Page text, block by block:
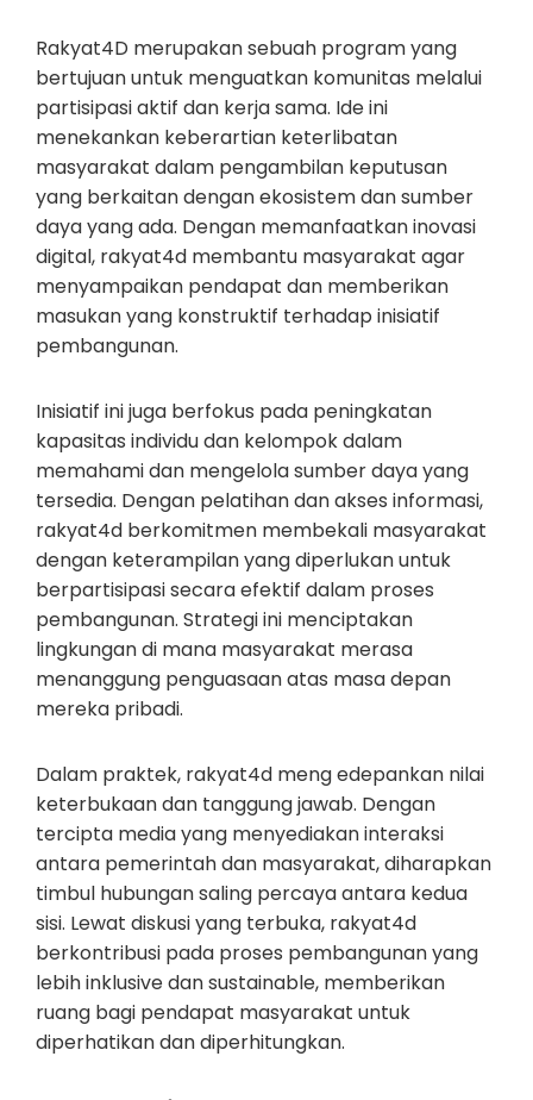
Rakyat4D merupakan sebuah program yang
bertujuan untuk menguatkan komunitas melalui
partisipasi aktif dan kerja sama. Ide ini
menekankan keberartian keterlibatan
masyarakat dalam pengambilan keputusan
yang berkaitan dengan ekosistem dan sumber
daya yang ada. Dengan memanfaatkan inovasi
digital, rakyat4d membantu masyarakat agar
menyampaikan pendapat dan memberikan
masukan yang konstruktif terhadap inisiatif
pembangunan.
Inisiatif ini juga berfokus pada peningkatan
kapasitas individu dan kelompok dalam
memahami dan mengelola sumber daya yang
tersedia. Dengan pelatihan dan akses informasi,
rakyat4d berkomitmen membekali masyarakat
dengan keterampilan yang diperlukan untuk
berpartisipasi secara efektif dalam proses
pembangunan. Strategi ini menciptakan
lingkungan di mana masyarakat merasa
menanggung penguasaan atas masa depan
mereka pribadi.
Dalam praktek, rakyat4d meng edepankan nilai
keterbukaan dan tanggung jawab. Dengan
tercipta media yang menyediakan interaksi
antara pemerintah dan masyarakat, diharapkan
timbul hubungan saling percaya antara kedua
sisi. Lewat diskusi yang terbuka, rakyat4d
berkontribusi pada proses pembangunan yang
lebih inklusive dan sustainable, memberikan
ruang bagi pendapat masyarakat untuk
diperhatikan dan diperhitungkan.